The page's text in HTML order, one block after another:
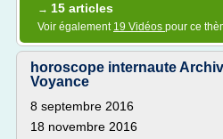
→ 15 articles
Voir également 19 Vidéos pour ce
horoscope internaute
Voyance
8 septembre 2016
18 novembre 2016